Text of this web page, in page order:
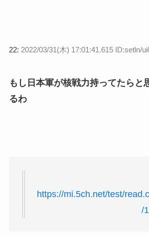
22: 2022/03/31(木) 17:01:41.615 ID:setln/
もし日本軍が核戦力持ってたらと
るわ
https://mi.5ch.net/test/
/